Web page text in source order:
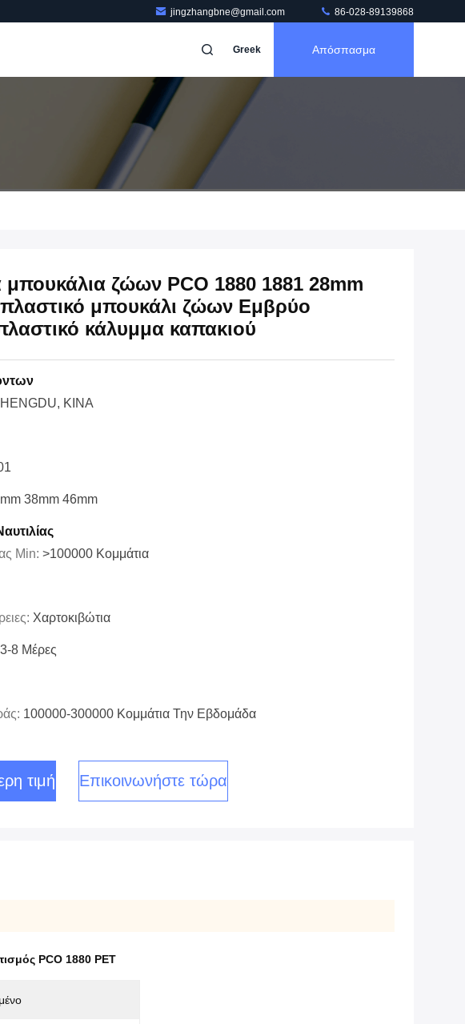
jingzhangbne@gmail.com 86-028-89139868
Greek Απόσπασμα
μπουκάλια ζώων PCO 1880 1881 28mm
μπουκάλι ζώων Εμβρύο
κάλυμμα καπακιού
ΚΙΝΑ
38mm 46mm
Min: >100000 Κομμάτια
Χαρτοκιβώτια
3-8 Μέρες
100000-300000 Κομμάτια Την Εβδομάδα
τιμή Επικοινωνήστε τώρα
PCO 1880 PET